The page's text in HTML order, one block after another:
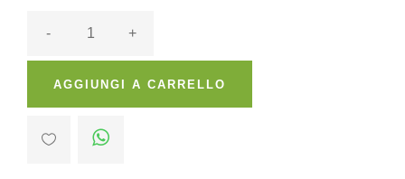
- +
AGGIUNGI A CARRELLO